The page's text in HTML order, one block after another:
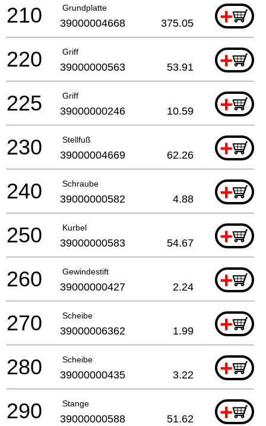
Grundplatte +
210 39000004668 375.05
Griff +
220 39000000563 53.91
Griff +
225 39000000246 10.59
Stellfuß +
230 39000004669 62.26
Schraube +
240 39000000582 4.88
Kurbel +
250 39000000583 54.67
Gewindestift +
260 39000000427 2.24
Scheibe +
270 39000006362 1.99
Scheibe +
280 39000000435 3.22
Stange +
290 39000000588 51.62